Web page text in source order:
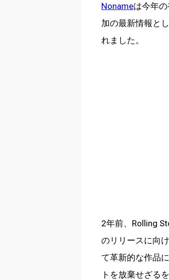
Nonameは今年
加の最新情報と
れました。
2年前、Rolling
のリリースに向
て革新的な作品
トを放棄せざる